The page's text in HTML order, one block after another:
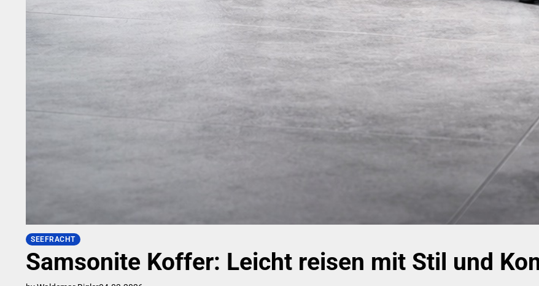
SEEFRACHT
Samsonite Koffer: Leicht reisen mit Stil und